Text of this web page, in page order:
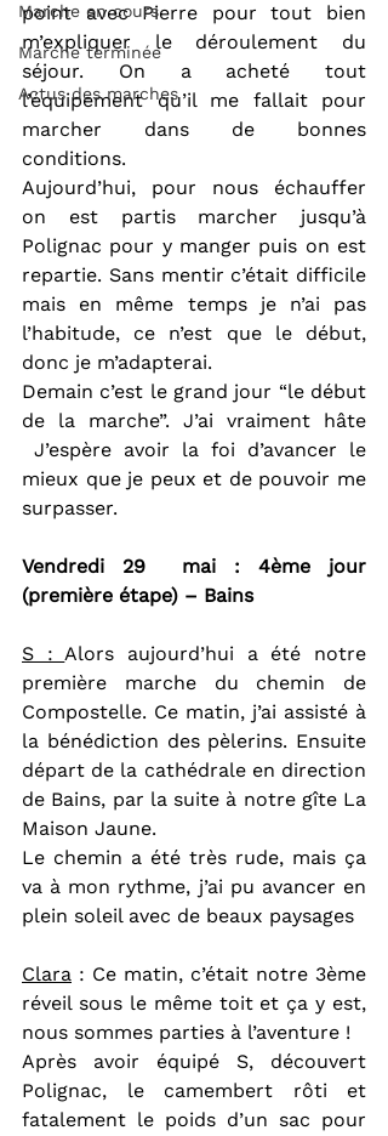
Marche en cours
Marche terminée
Actus des marches
point avec Pierre pour tout bien
m’expliquer le déroulement du
séjour. On a acheté tout
l’équipement qu’il me fallait pour
marcher dans de bonnes
conditions.
Aujourd’hui, pour nous échauffer
on est partis marcher jusqu’à
Polignac pour y manger puis on est
repartie. Sans mentir c’était difficile
mais en même temps je n’ai pas
l’habitude, ce n’est que le début,
donc je m’adapterai.
Demain c’est le grand jour “le début
de la marche”. J’ai vraiment hâte
J’espère avoir la foi d’avancer le
mieux que je peux et de pouvoir me
surpasser.
Vendredi 29  mai : 4ème jour
(première étape) – Bains
S : Alors aujourd’hui a été notre
première marche du chemin de
Compostelle. Ce matin, j’ai assisté à
la bénédiction des pèlerins. Ensuite
départ de la cathédrale en direction
de Bains, par la suite à notre gîte La
Maison Jaune.
Le chemin a été très rude, mais ça
va à mon rythme, j’ai pu avancer en
plein soleil avec de beaux paysages
Clara : Ce matin, c’était notre 3ème
réveil sous le même toit et ça y est,
nous sommes parties à l’aventure !
Après avoir équipé S, découvert
Polignac, le camembert rôti et
fatalement le poids d’un sac pour